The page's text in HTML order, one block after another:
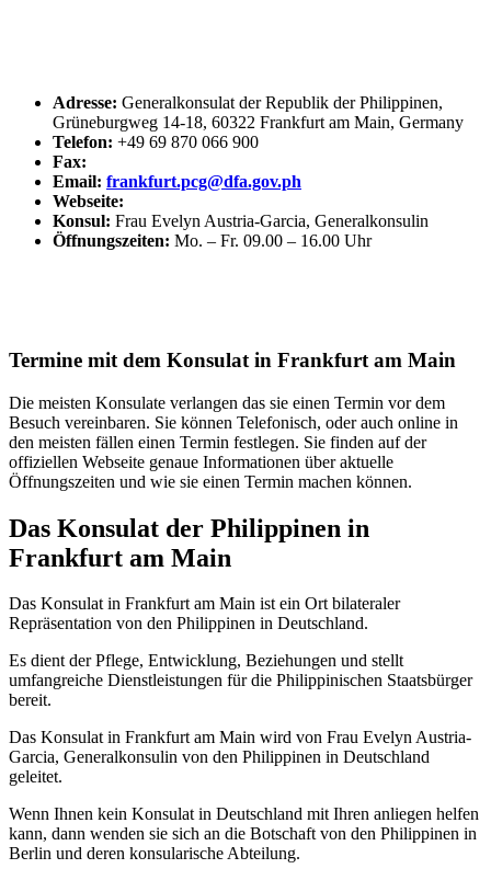
Adresse: Generalkonsulat der Republik der Philippinen,
Grüneburgweg 14-18, 60322 Frankfurt am Main, Germany
Telefon: +49 69 870 066 900
Fax:
Email: frankfurt.pcg@dfa.gov.ph
Webseite:
Konsul: Frau Evelyn Austria-Garcia, Generalkonsulin
Öffnungszeiten: Mo. – Fr. 09.00 – 16.00 Uhr
Termine mit dem Konsulat in Frankfurt am Main
Die meisten Konsulate verlangen das sie einen Termin vor dem
Besuch vereinbaren. Sie können Telefonisch, oder auch online in
den meisten fällen einen Termin festlegen. Sie finden auf der
offiziellen Webseite genaue Informationen über aktuelle
Öffnungszeiten und wie sie einen Termin machen können.
Das Konsulat der Philippinen in
Frankfurt am Main
Das Konsulat in Frankfurt am Main ist ein Ort bilateraler
Repräsentation von den Philippinen in Deutschland.
Es dient der Pflege, Entwicklung, Beziehungen und stellt
umfangreiche Dienstleistungen für die Philippinischen Staatsbürger
bereit.
Das Konsulat in Frankfurt am Main wird von Frau Evelyn Austria-
Garcia, Generalkonsulin von den Philippinen in Deutschland
geleitet.
Wenn Ihnen kein Konsulat in Deutschland mit Ihren anliegen helfen
kann, dann wenden sie sich an die Botschaft von den Philippinen in
Berlin und deren konsularische Abteilung.